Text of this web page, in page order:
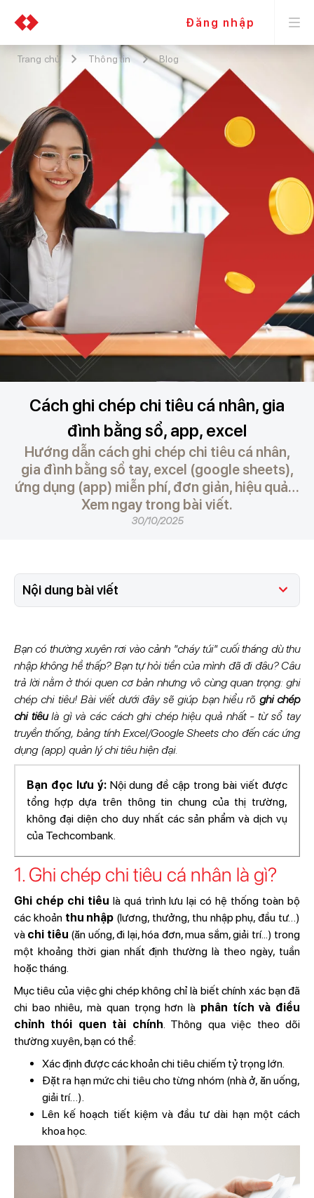
Đăng nhập
Trang chủ Thông tin Blog
Cách ghi chép chi tiêu cá nhân, gia
đình bằng sổ, app, excel
Hướng dẫn cách ghi chép chi tiêu cá nhân,
gia đình bằng sổ tay, excel (google sheets),
ứng dụng (app) miễn phí, đơn giản, hiệu quả…
Xem ngay trong bài viết.
30/10/2025
Nội dung bài viết
Bạn có thường xuyên rơi vào cảnh "cháy túi" cuối tháng dù thu
nhập không hề thấp? Bạn tự hỏi tiền của mình đã đi đâu? Câu
trả lời nằm ở thói quen cơ bản nhưng vô cùng quan trọng: ghi
chép chi tiêu! Bài viết dưới đây sẽ giúp bạn hiểu rõ ghi chép
chi tiêulà gì và các cách ghi chép hiệu quả nhất - từ sổ tay
truyền thống, bảng tính Excel/Google Sheets cho đến các ứng
dụng (app) quản lý chi tiêu hiện đại.
Bạn đọc lưu ý:Nội dung đề cập trong bài viết được
tổng hợp dựa trên thông tin chung của thị trường,
không đại diện cho duy nhất các sản phẩm và dịch vụ
của Techcombank.
1. Ghi chép chi tiêu cá nhân là gì?
Ghi chép chi tiêu là quá trình lưu lại có hệ thống toàn bộ
các khoản thu nhập (lương, thưởng, thu nhập phụ, đầu tư…)
và chi tiêu (ăn uống, đi lại, hóa đơn, mua sắm, giải trí...) trong
một khoảng thời gian nhất định thường là theo ngày, tuần
hoặc tháng.
Mục tiêu của việc ghi chép không chỉ là biết chính xác bạn đã
chi bao nhiêu, mà quan trọng hơn là phân tích và điều
chỉnh thói quen tài chính. Thông qua việc theo dõi
thường xuyên, bạn có thể:
Xác định được các khoản chi tiêu chiếm tỷ trọng lớn.
Đặt ra hạn mức chi tiêu cho từng nhóm (nhà ở, ăn uống,
giải trí…).
Lên kế hoạch tiết kiệm và đầu tư dài hạn một cách
khoa học.